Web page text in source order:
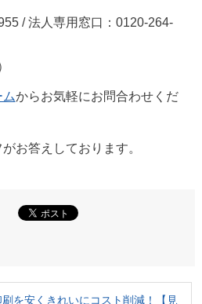
/ 法人専用窓口：0120-264-
からお気軽にお問合わせくだ
お答えしております。
を安くきれいにコスト削減！【見